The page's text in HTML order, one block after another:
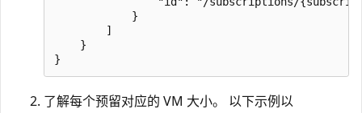
            }
        ]
    }
了解每个预留对应的 VM 大小。 以下示例以